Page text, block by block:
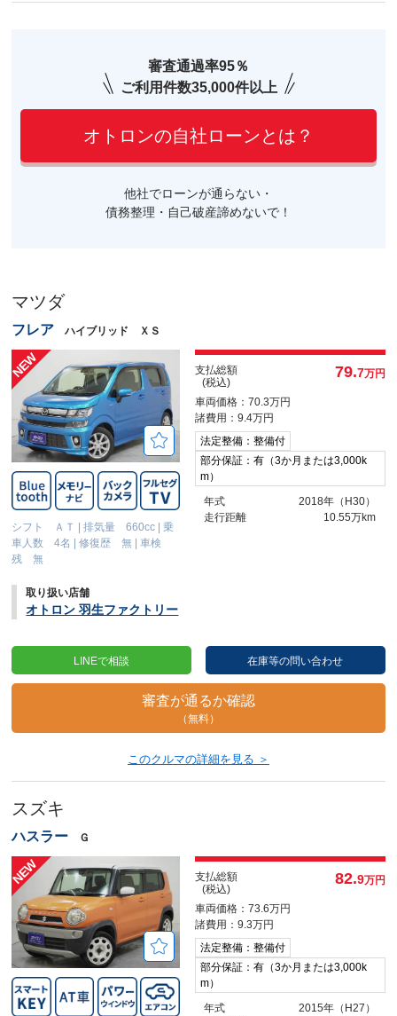
審査通過率95％
ご利用件数35,000件以上
オトロンの自社ローンとは？
他社でローンが通らない・
債務整理・自己破産諦めないで！
マツダ
フレア ハイブリッド ＸＳ
シフト ＡＴ |排気量 660cc |乗
車人数 4名
|修復歴 無 |車検
残 無
支払総額
(税込)
79.7万円
車両価格：70.3万円
諸費用：9.4万円
法定整備：整備付
部分保証：有（3か月または3,000k
m）
年式
2018年（H30）
走行距離
10.55万km
取り扱い店舗
オトロン 羽生ファクトリー
LINEで相談 在庫等の問い合わせ
審査が通るか確認
（無料）
このクルマの詳細を見る ＞
スズキ
ハスラー Ｇ
支払総額
(税込)
82.9万円
車両価格：73.6万円
諸費用：9.3万円
法定整備：整備付
部分保証：有（3か月または3,000k
m）
年式
2015年（H27）